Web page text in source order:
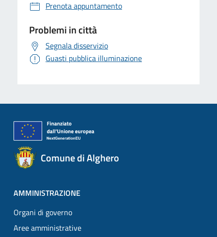
Prenota appuntamento
Problemi in città
Segnala disservizio
Guasti pubblica illuminazione
Comune di Alghero
AMMINISTRAZIONE
Organi di governo
Aree amministrative